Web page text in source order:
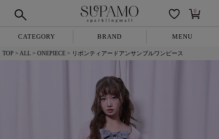
0
CATEGORY BRAND MENU
TOP ALL ONEPIECE リボンティアードアンサンブルワンピース